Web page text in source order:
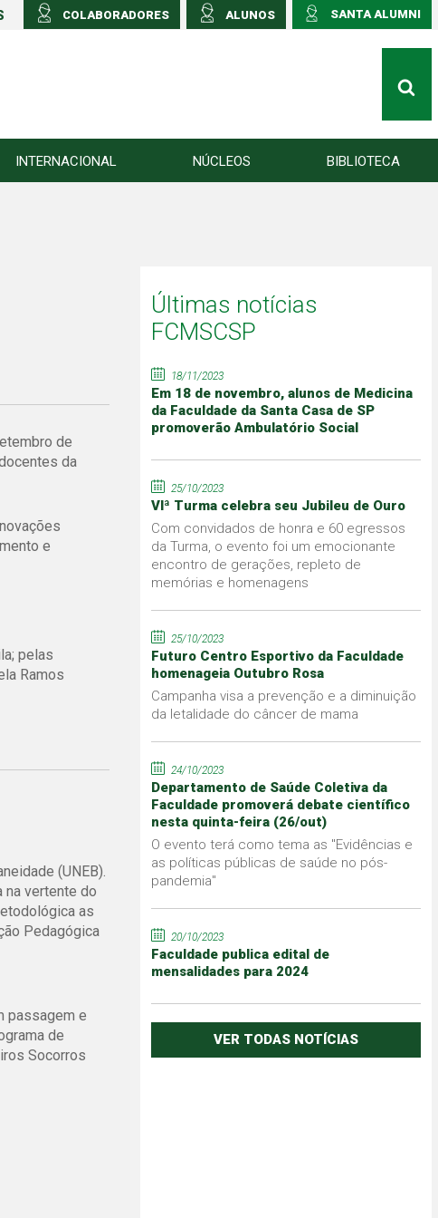
SANTA ALUMNI
ALUNOS
COLABORADORES
INTERNACIONAL NÚCLEOS BIBLIOTECA
de
da
e
pelas
Ramos
(UNEB).
na vertente do
as
Pedagógica
passagem e
de
Socorros
Últimas notícias
FCMSCSP
18/11/2023
Em 18 de novembro, alunos de Medicina
da Faculdade da Santa Casa de SP
promoverão Ambulatório Social
25/10/2023
VIª Turma celebra seu Jubileu de Ouro
Com convidados de honra e 60 egressos
da Turma, o evento foi um emocionante
encontro de gerações, repleto de
memórias e homenagens
25/10/2023
Futuro Centro Esportivo da Faculdade
homenageia Outubro Rosa
Campanha visa a prevenção e a diminuição
da letalidade do câncer de mama
24/10/2023
Departamento de Saúde Coletiva da
Faculdade promoverá debate científico
nesta quinta-feira (26/out)
O evento terá como tema as "Evidências e
as políticas públicas de saúde no pós-
pandemia"
20/10/2023
Faculdade publica edital de
mensalidades para 2024
VER TODAS NOTÍCIAS